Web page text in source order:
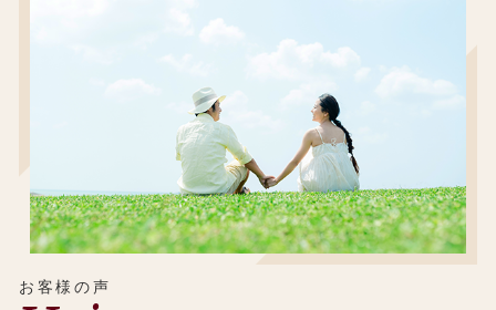
お客様の声